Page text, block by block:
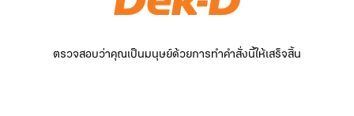
ตรวจสอบว่าคุณเป็นมนุษย์ด้วยการทำคำสั่งนี้ให้เสร็จสิ้น